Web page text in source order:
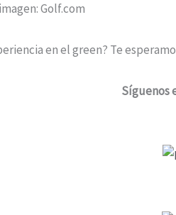
Golf.com
en el green? Te
Síguenos